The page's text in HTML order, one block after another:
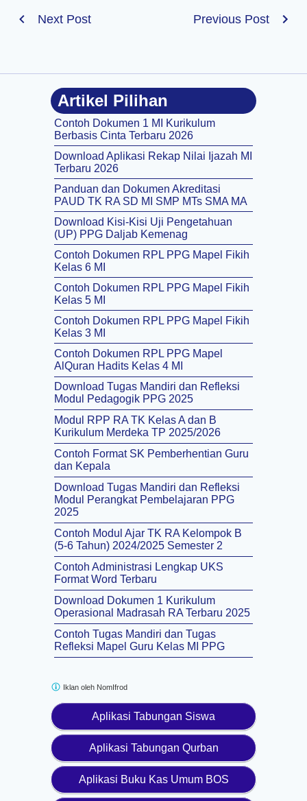
Next Post Previous Post
Artikel Pilihan
Contoh Dokumen 1 MI Kurikulum
Berbasis Cinta Terbaru 2026
Download Aplikasi Rekap Nilai Ijazah MI
Terbaru 2026
Panduan dan Dokumen Akreditasi
PAUD TK RA SD MI SMP MTs SMA MA
Download Kisi-Kisi Uji Pengetahuan
(UP) PPG Daljab Kemenag
Contoh Dokumen RPL PPG Mapel Fikih
Kelas 6 MI
Contoh Dokumen RPL PPG Mapel Fikih
Kelas 5 MI
Contoh Dokumen RPL PPG Mapel Fikih
Kelas 3 MI
Contoh Dokumen RPL PPG Mapel
AlQuran Hadits Kelas 4 MI
Download Tugas Mandiri dan Refleksi
Modul Pedagogik PPG 2025
Modul RPP RA TK Kelas A dan B
Kurikulum Merdeka TP 2025/2026
Contoh Format SK Pemberhentian Guru
dan Kepala
Download Tugas Mandiri dan Refleksi
Modul Perangkat Pembelajaran PPG
2025
Contoh Modul Ajar TK RA Kelompok B
(5-6 Tahun) 2024/2025 Semester 2
Contoh Administrasi Lengkap UKS
Format Word Terbaru
Download Dokumen 1 Kurikulum
Operasional Madrasah RA Terbaru 2025
Contoh Tugas Mandiri dan Tugas
Refleksi Mapel Guru Kelas MI PPG
Aplikasi Tabungan Siswa
Aplikasi Tabungan Qurban
Aplikasi Buku Kas Umum BOS
Iklan oleh NomIfrod